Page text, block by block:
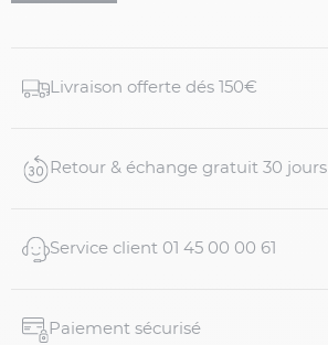
Livraison offerte dés 150€
Retour & échange gratuit 30 jours
Service client 01 45 00 00 61
Paiement sécurisé